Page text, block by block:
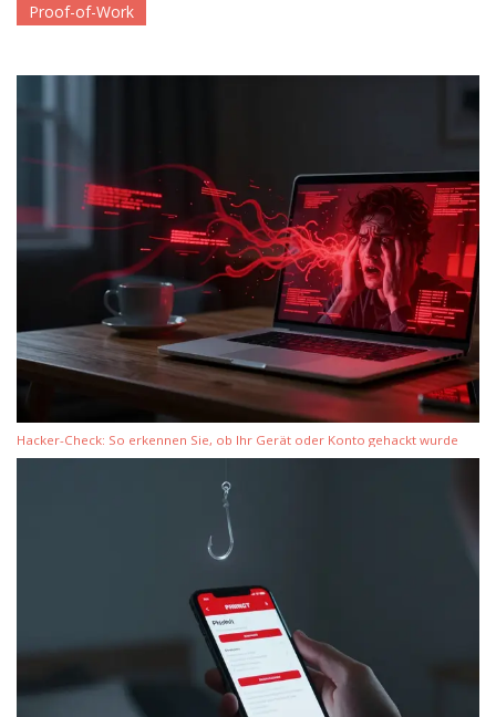
Proof-of-Work
Hacker-Check: So erkennen Sie, ob Ihr Gerät oder Konto gehackt wurde